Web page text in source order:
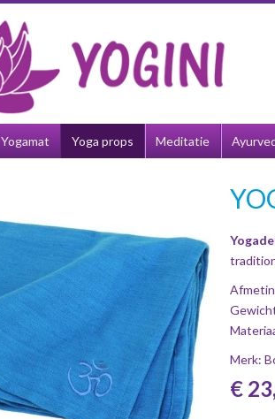
Yogamat Yoga props Meditatie
Merk:
€